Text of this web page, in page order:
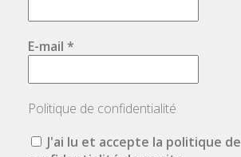
E-mail *
Politique de confidentialité
J'ai lu et accepte la politique de